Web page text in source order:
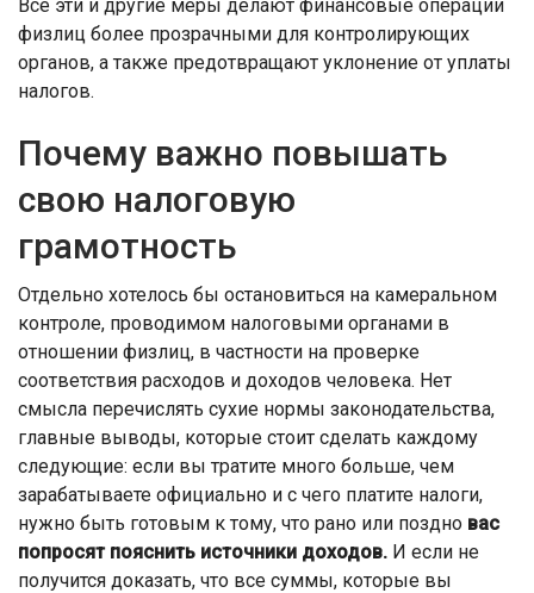
Все эти и другие меры делают финансовые операции
физлиц более прозрачными для контролирующих
органов, а также предотвращают уклонение от уплаты
налогов.
Почему важно повышать
свою налоговую
грамотность
Отдельно хотелось бы остановиться на камеральном
контроле, проводимом налоговыми органами в
отношении физлиц, в частности на проверке
соответствия расходов и доходов человека. Нет
смысла перечислять сухие нормы законодательства,
главные выводы, которые стоит сделать каждому
следующие: если вы тратите много больше, чем
зарабатываете официально и с чего платите налоги,
нужно быть готовым к тому, что рано или поздно вас
попросят пояснить источники доходов. И если не
получится доказать, что все суммы, которые вы